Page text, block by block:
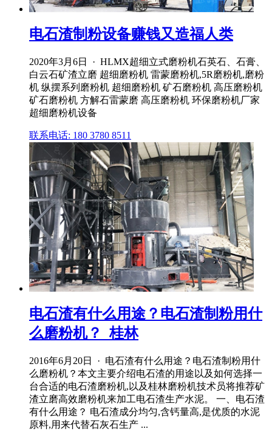
电石渣制粉设备赚钱又造福人类
2020年3月6日 · HLMX超细立式磨粉机石英石、石膏、
白云石矿渣立磨 超细磨粉机 雷蒙磨粉机,5R磨粉机,磨粉
机 纵摆系列磨粉机 超细磨粉机 矿石磨粉机 高压磨粉机
矿石磨粉机 方解石雷蒙磨 高压磨粉机 环保磨粉机厂家
超细磨粉机设备
联系电话: 180 3780 8511
电石渣有什么用途？电石渣制粉用什
么磨粉机？_桂林
2016年6月20日 · 电石渣有什么用途？电石渣制粉用什
么磨粉机？本文主要介绍电石渣的用途以及如何选择一
台合适的电石渣磨粉机,以及桂林磨粉机技术员将推荐矿
渣立磨高效磨粉机来加工电石渣生产水泥。 一、电石渣
有什么用途？ 电石渣成分均匀,含钙量高,是优质的水泥
原料,用来代替石灰石生产 ...